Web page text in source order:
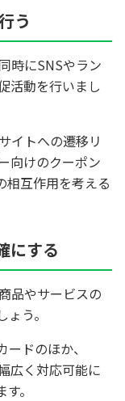
う
時にSNSやラン
活動を行いまし
イトへの遷移リ
向けのクーポン
相互作用を考える
にする
品やサービスの
う。
ドのほか、
広く対応可能に
。